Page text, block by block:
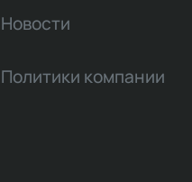
Новости
Политики компании